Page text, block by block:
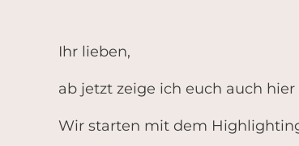
Ihr lieben,
ab jetzt zeige ich euch auch
Wir starten mit dem